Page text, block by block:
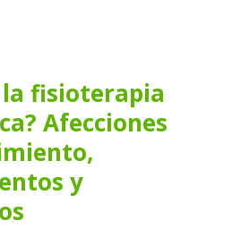
la fisioterapia
Afecciones
y